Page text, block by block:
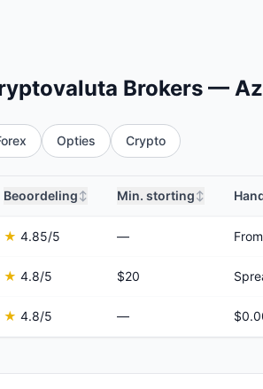
Brokers —
Opties Crypto
Beoordeling ↕ Min. storting ↕
★ 4.85/5 —
★ 4.8/5 $20
★ 4.8/5 —